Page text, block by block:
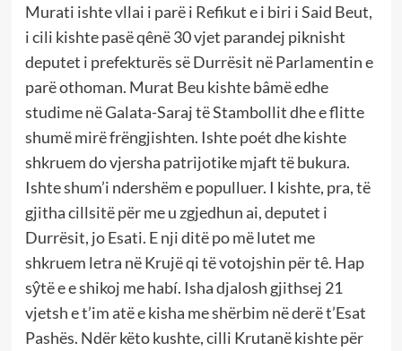
Murati ishte vllai i parë i Refikut e i biri i Said Beut,
i cili kishte pasë qênë 30 vjet parandej piknisht
deputet i prefekturës së Durrësit në Parlamentin e
parë othoman. Murat Beu kishte bâmë edhe
studime në Galata-Saraj të Stambollit dhe e flitte
shumë mirë frëngjishten. Ishte poét dhe kishte
shkruem do vjersha patrijotike mjaft të bukura.
Ishte shum’i ndershëm e populluer. I kishte, pra, të
gjitha cillsitë për me u zgjedhun ai, deputet i
Durrësit, jo Esati. E nji ditë po më lutet me
shkruem letra në Krujë qi të votojshin për tê. Hap
sŷtë e e shikoj me habí. Isha djalosh gjithsej 21
vjetsh e t’im atë e kisha me shërbim në derë t’Esat
Pashës. Ndër këto kushte, cilli Krutanë kishte për